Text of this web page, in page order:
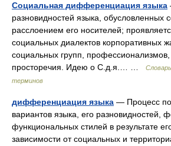
Социальная дифференциация языка
разновидностей языка, обусловленных
расслоением его носителей;
социальных диалектов корпоративных
социальных групп,
просторечия. Идею о С.д.я.… …
терминов
дифференциация языка — Процесс
вариантов языка, его разновидностей,
функциональных стилей в результате
зависимости от социальных и